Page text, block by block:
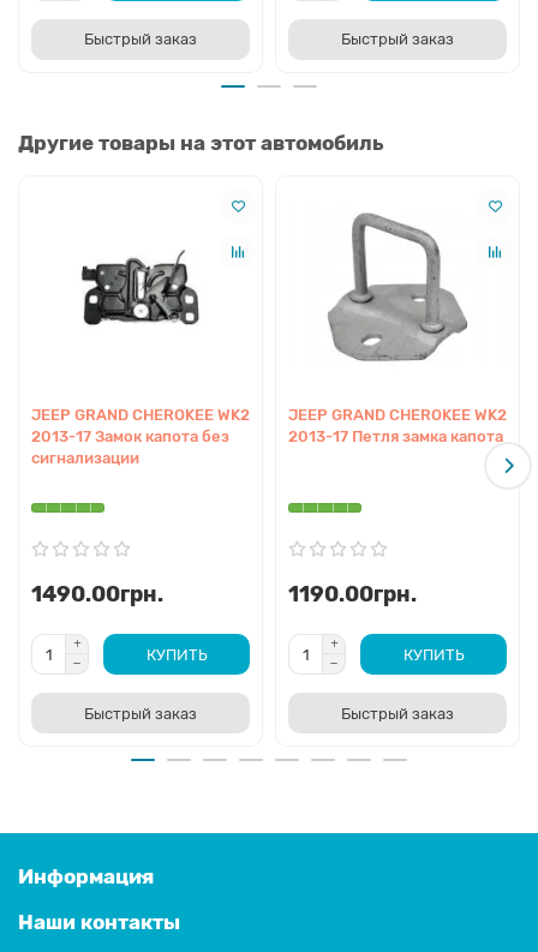
Быстрый заказ Быстрый заказ
Другие товары на этот автомобиль
JEEP GRAND CHEROKEE WK2
2013-17 Замок капота без
сигнализации
1490.00грн.
КУПИТЬ
Быстрый заказ
JEEP GRAND CHEROKEE WK2
2013-17 Петля замка капота
1190.00грн.
КУПИТЬ
Быстрый заказ
Информация
Наши контакты